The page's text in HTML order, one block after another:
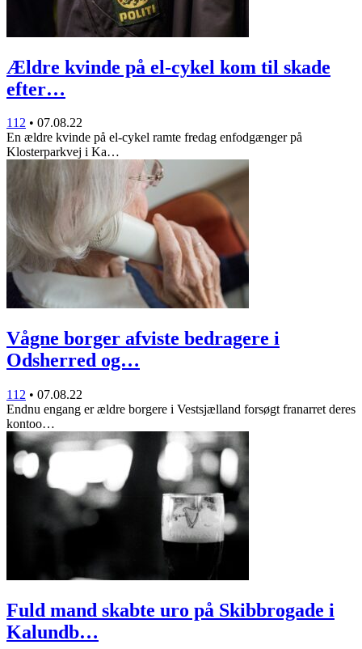
Ældre kvinde på el-cykel kom til skade
efter…
112 • 07.08.22
En ældre kvinde på el-cykel ramte fredag enfodgænger på
Klosterparkvej i Ka…
Vågne borger afviste bedragere i
Odsherred og…
112 • 07.08.22
Endnu engang er ældre borgere i Vestsjælland forsøgt franarret deres
kontoo…
Fuld mand skabte uro på Skibbrogade i
Kalundb…